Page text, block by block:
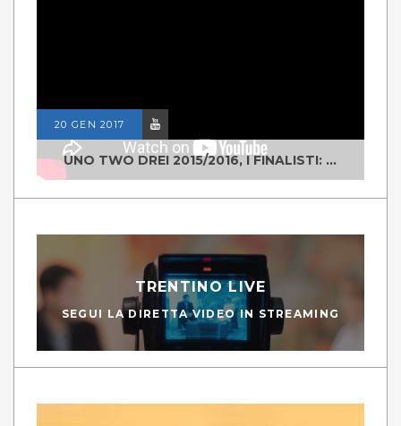
20 GEN 2017
UNO TWO DREI 2015/2016, I FINALISTI: CLASSE IV ALS ISTITUTO "DEGASPERI" BORGO VALSUGANA
TRENTINO LIVE
SEGUI LA DIRETTA VIDEO IN STREAMING